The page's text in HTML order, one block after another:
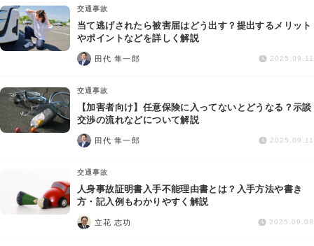
交通事故
当て逃げされたら被害届はどう出す？提出するメリット
やポイントなどを詳しく解説
田代 隼一郎 2025.09.11
交通事故
【加害者向け】任意保険に入ってないとどうなる？示談
交渉の流れなどについて解説
田代 隼一郎 2025.09.11
交通事故
人身事故証明書入手不能理由書とは？入手方法や書き
方・記入例もわかりやすく解説
立花 志功 2025.09.08